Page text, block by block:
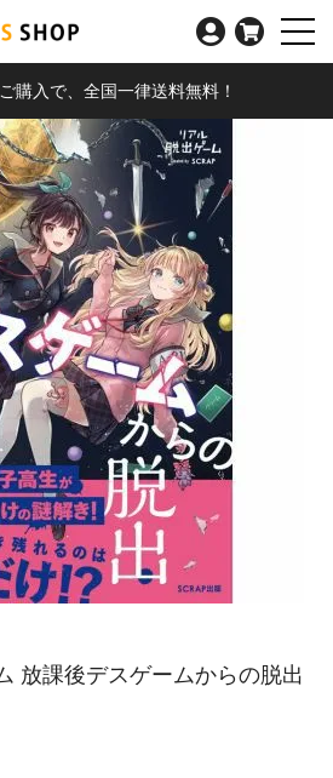
購入で、全国一律送料無料！
放課後デスゲームからの脱出